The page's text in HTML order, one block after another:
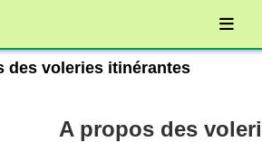
des voleries itinérantes
A propos des